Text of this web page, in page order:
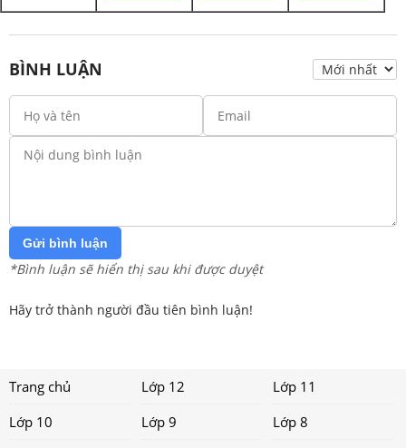
BÌNH LUẬN
Gửi bình luận
*Bình luận sẽ hiển thị sau khi được duyệt
Hãy trở thành người đầu tiên bình luận!
Trang chủ Lớp 12
Lớp 11
Lớp 10
Lớp 9
Lớp 8